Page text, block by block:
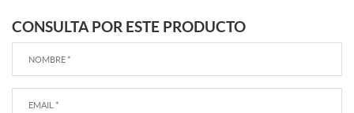
CONSULTA POR ESTE PRODUCTO